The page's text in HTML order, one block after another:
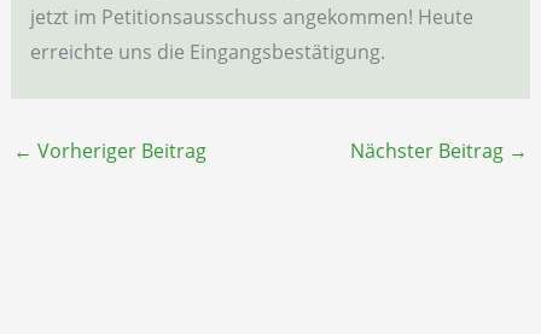
jetzt im Petitionsausschuss angekommen! Heute
erreichte uns die Eingangsbestätigung.
← Vorheriger Beitrag Nächster Beitrag →